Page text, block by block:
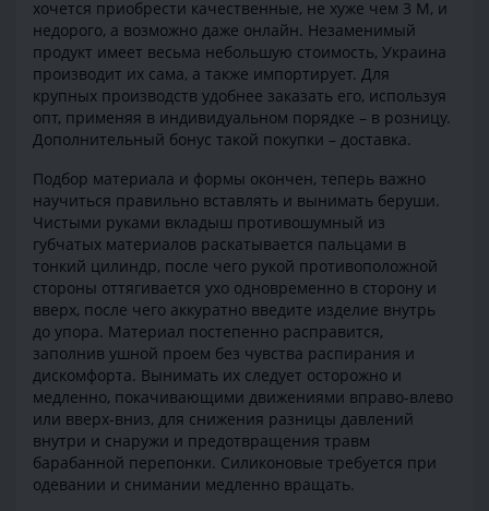
хочется приобрести качественные, не хуже чем 3 М, и
недорого, а возможно даже онлайн. Незаменимый
продукт имеет весьма небольшую стоимость, Украина
производит их сама, а также импортирует. Для
крупных производств удобнее заказать его, используя
опт, применяя в индивидуальном порядке – в розницу.
Дополнительный бонус такой покупки – доставка.
Подбор материала и формы окончен, теперь важно
научиться правильно вставлять и вынимать беруши.
Чистыми руками вкладыш противошумный из
губчатых материалов раскатывается пальцами в
тонкий цилиндр, после чего рукой противоположной
стороны оттягивается ухо одновременно в сторону и
вверх, после чего аккуратно введите изделие внутрь
до упора. Материал постепенно расправится,
заполнив ушной проем без чувства распирания и
дискомфорта. Вынимать их следует осторожно и
медленно, покачивающими движениями вправо-влево
или вверх-вниз, для снижения разницы давлений
внутри и снаружи и предотвращения травм
барабанной перепонки. Силиконовые требуется при
одевании и снимании медленно вращать.